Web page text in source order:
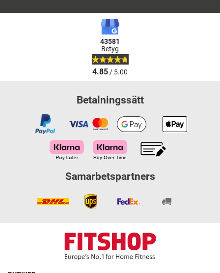
43581
Betyg
4.85/ 5.00
Betalningssätt
Samarbetspartners